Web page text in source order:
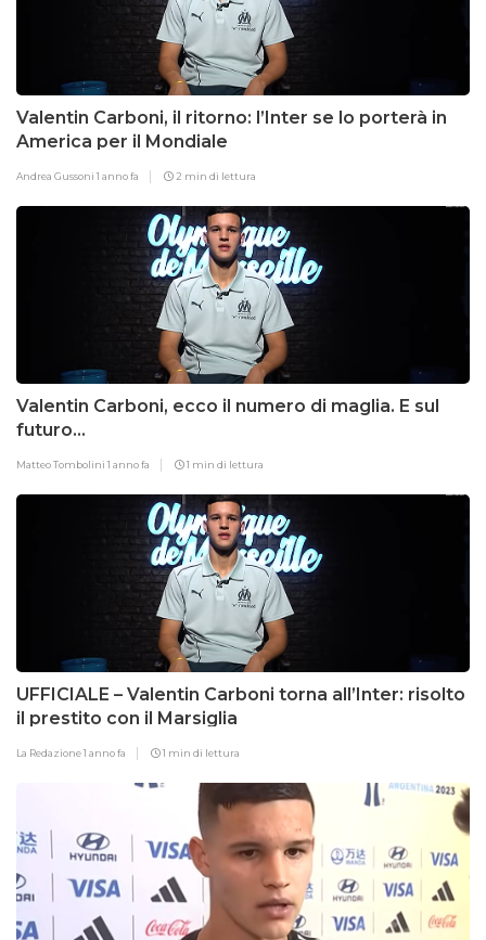
Valentin Carboni, il ritorno: l’Inter se lo porterà in
America per il Mondiale
Andrea Gussoni1 anno fa 2 min di lettura
Valentin Carboni, ecco il numero di maglia. E sul
futuro…
Matteo Tombolini1 anno fa 1 min di lettura
UFFICIALE – Valentin Carboni torna all’Inter: risolto
il prestito con il Marsiglia
La Redazione1 anno fa 1 min di lettura